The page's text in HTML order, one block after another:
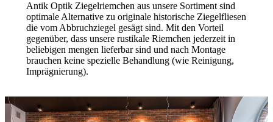
Antik Optik Ziegelriemchen aus unsere Sortiment sind
optimale Alternative zu originale historische Ziegelfliesen
die vom Abbruchziegel gesägt sind. Mit den Vorteil
gegenüber, dass unsere rustikale Riemchen jederzeit in
beliebigen mengen lieferbar sind und nach Montage
brauchen keine spezielle Behandlung (wie Reinigung,
Imprägnierung).